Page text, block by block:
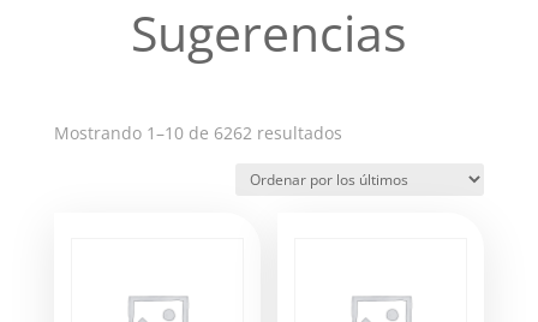
Sugerencias
Mostrando 1–10 de 6262 resultadosOrdenado
los